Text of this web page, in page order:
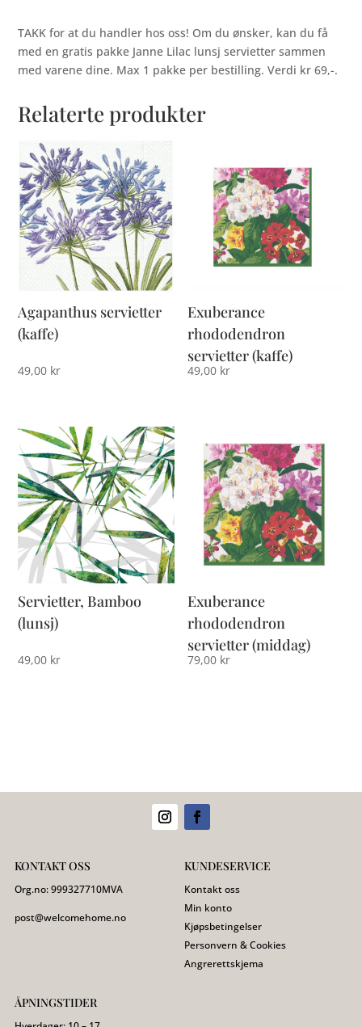
TAKK for at du handler hos oss! Om du ønsker, kan du få
med en gratis pakke Janne Lilac lunsj servietter sammen
med varene dine. Max 1 pakke per bestilling. Verdi kr 69,-.
Relaterte produkter
Agapanthus servietter
(kaffe)
49,00 kr
Exuberance
rhododendron
servietter (kaffe)
49,00 kr
Servietter, Bamboo
(lunsj)
49,00 kr
Exuberance
rhododendron
servietter (middag)
79,00 kr
KONTAKT OSS
Org.no:999327710MVA
post@welcomehome.no
KUNDESERVICE
Kontakt oss
Min konto
Kjøpsbetingelser
Personvern & Cookies
Angrerettskjema
ÅPNINGSTIDER